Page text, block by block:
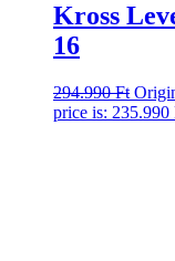
Kross
16
294.990Ft
price is: 235.990